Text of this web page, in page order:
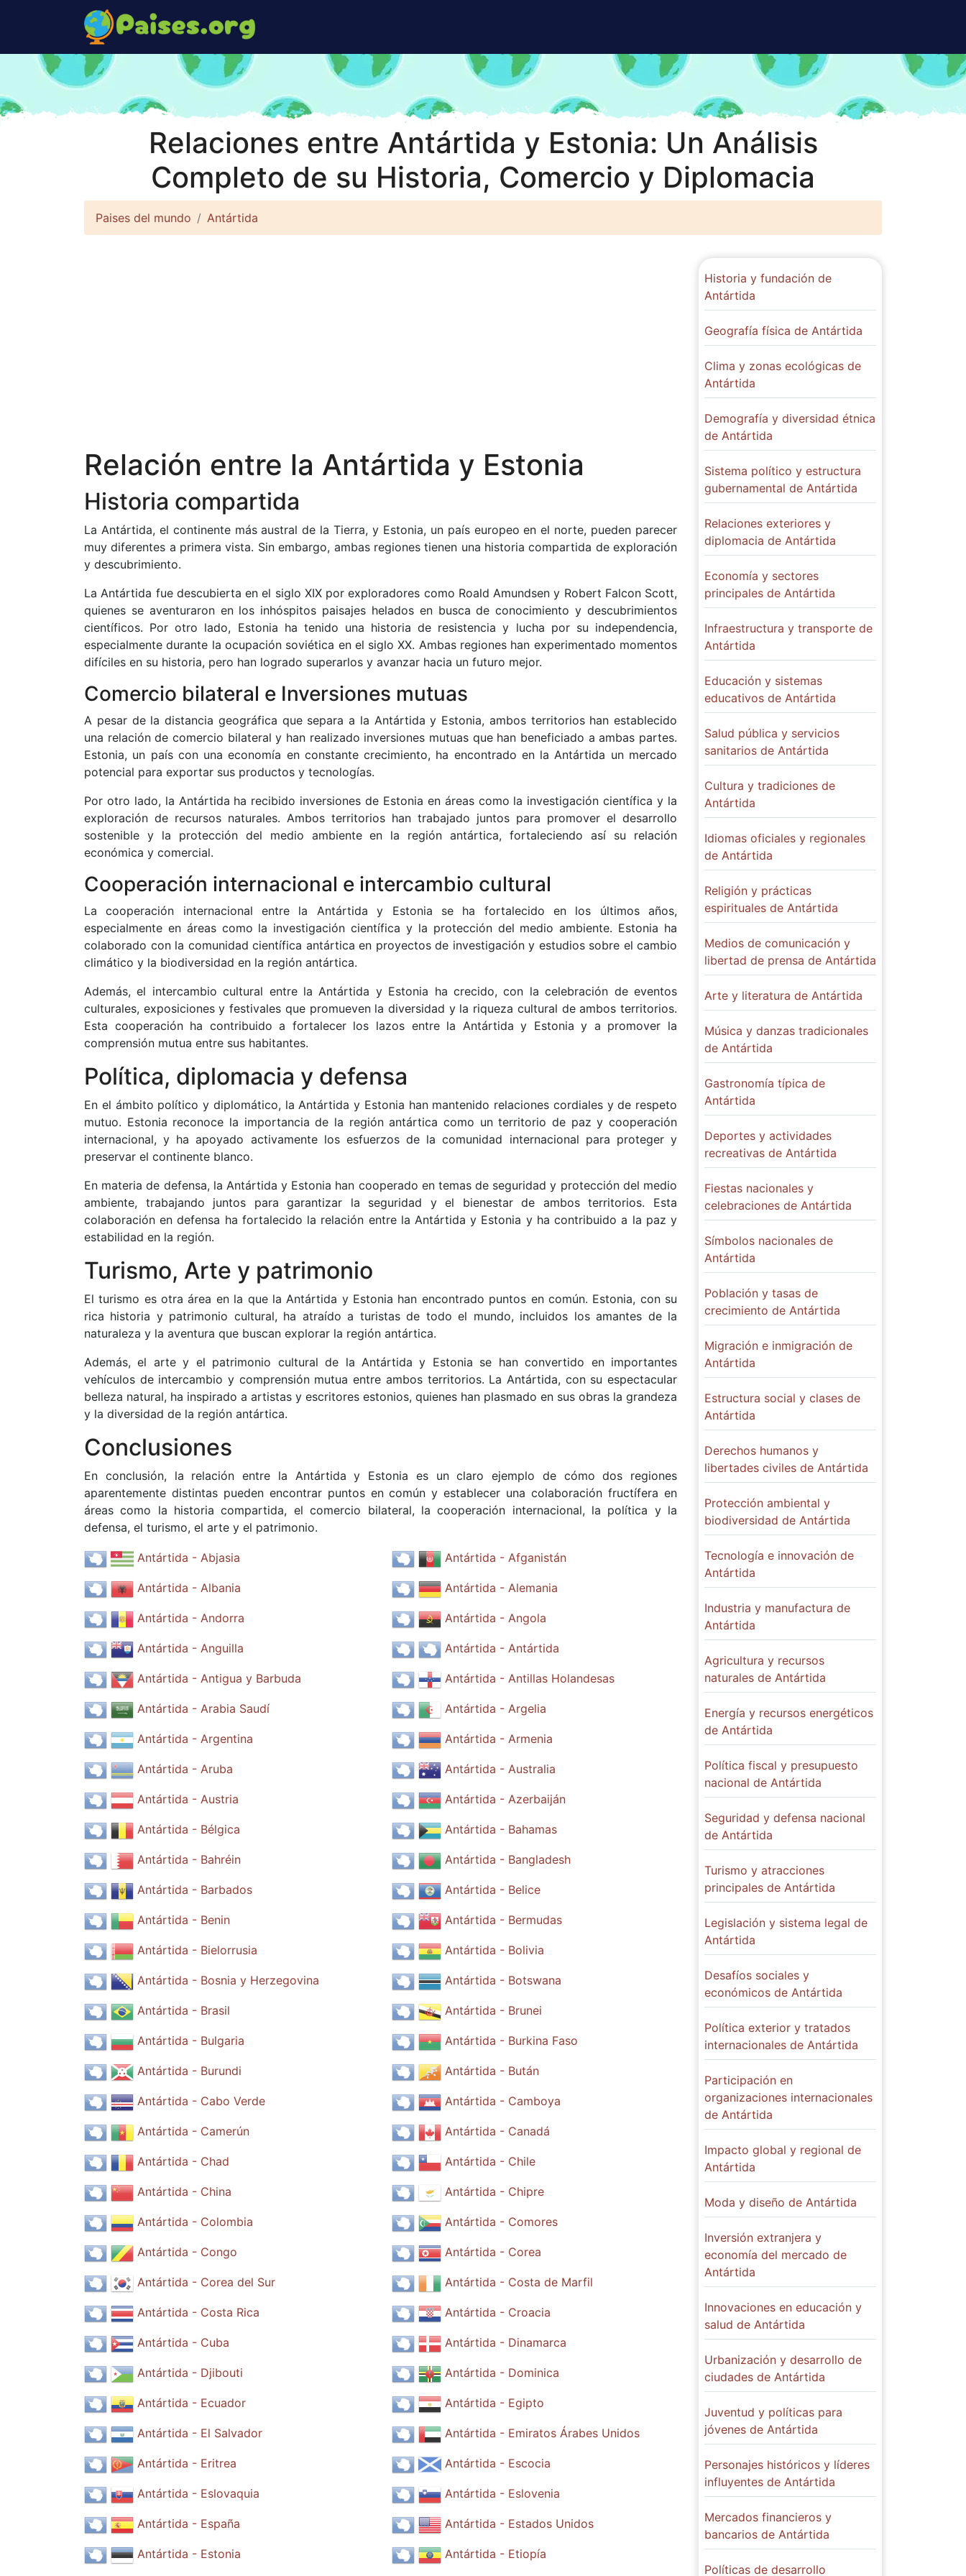
Relaciones entre Antártida y Estonia: Un Análisis
Completo de su Historia, Comercio y Diplomacia
Paises del mundo Antártida
Relación entre la Antártida y Estonia
Historia compartida
La Antártida, el continente más austral de la Tierra, y Estonia, un país europeo en el norte, pueden parecer
muy diferentes a primera vista. Sin embargo, ambas regiones tienen una historia compartida de exploración
y descubrimiento.
La Antártida fue descubierta en el siglo XIX por exploradores como Roald Amundsen y Robert Falcon Scott,
quienes se aventuraron en los inhóspitos paisajes helados en busca de conocimiento y descubrimientos
científicos. Por otro lado, Estonia ha tenido una historia de resistencia y lucha por su independencia,
especialmente durante la ocupación soviética en el siglo XX. Ambas regiones han experimentado momentos
difíciles en su historia, pero han logrado superarlos y avanzar hacia un futuro mejor.
Comercio bilateral e Inversiones mutuas
A pesar de la distancia geográfica que separa a la Antártida y Estonia, ambos territorios han establecido
una relación de comercio bilateral y han realizado inversiones mutuas que han beneficiado a ambas partes.
Estonia, un país con una economía en constante crecimiento, ha encontrado en la Antártida un mercado
potencial para exportar sus productos y tecnologías.
Por otro lado, la Antártida ha recibido inversiones de Estonia en áreas como la investigación científica y la
exploración de recursos naturales. Ambos territorios han trabajado juntos para promover el desarrollo
sostenible y la protección del medio ambiente en la región antártica, fortaleciendo así su relación
económica y comercial.
Cooperación internacional e intercambio cultural
La cooperación internacional entre la Antártida y Estonia se ha fortalecido en los últimos años,
especialmente en áreas como la investigación científica y la protección del medio ambiente. Estonia ha
colaborado con la comunidad científica antártica en proyectos de investigación y estudios sobre el cambio
climático y la biodiversidad en la región antártica.
Además, el intercambio cultural entre la Antártida y Estonia ha crecido, con la celebración de eventos
culturales, exposiciones y festivales que promueven la diversidad y la riqueza cultural de ambos territorios.
Esta cooperación ha contribuido a fortalecer los lazos entre la Antártida y Estonia y a promover la
comprensión mutua entre sus habitantes.
Política, diplomacia y defensa
En el ámbito político y diplomático, la Antártida y Estonia han mantenido relaciones cordiales y de respeto
mutuo. Estonia reconoce la importancia de la región antártica como un territorio de paz y cooperación
internacional, y ha apoyado activamente los esfuerzos de la comunidad internacional para proteger y
preservar el continente blanco.
En materia de defensa, la Antártida y Estonia han cooperado en temas de seguridad y protección del medio
ambiente, trabajando juntos para garantizar la seguridad y el bienestar de ambos territorios. Esta
colaboración en defensa ha fortalecido la relación entre la Antártida y Estonia y ha contribuido a la paz y
estabilidad en la región.
Turismo, Arte y patrimonio
El turismo es otra área en la que la Antártida y Estonia han encontrado puntos en común. Estonia, con su
rica historia y patrimonio cultural, ha atraído a turistas de todo el mundo, incluidos los amantes de la
naturaleza y la aventura que buscan explorar la región antártica.
Además, el arte y el patrimonio cultural de la Antártida y Estonia se han convertido en importantes
vehículos de intercambio y comprensión mutua entre ambos territorios. La Antártida, con su espectacular
belleza natural, ha inspirado a artistas y escritores estonios, quienes han plasmado en sus obras la grandeza
y la diversidad de la región antártica.
Conclusiones
En conclusión, la relación entre la Antártida y Estonia es un claro ejemplo de cómo dos regiones
aparentemente distintas pueden encontrar puntos en común y establecer una colaboración fructífera en
áreas como la historia compartida, el comercio bilateral, la cooperación internacional, la política y la
defensa, el turismo, el arte y el patrimonio.
Antártida - Abjasia Antártida - Afganistán
Antártida - Albania Antártida - Alemania
Antártida - Andorra Antártida - Angola
Antártida - Anguilla Antártida - Antártida
Antártida - Antigua y Barbuda Antártida - Antillas Holandesas
Antártida - Arabia Saudí Antártida - Argelia
Antártida - Argentina Antártida - Armenia
Antártida - Aruba Antártida - Australia
Antártida - Austria Antártida - Azerbaiján
Antártida - Bélgica Antártida - Bahamas
Antártida - Bahréin Antártida - Bangladesh
Antártida - Barbados Antártida - Belice
Antártida - Benin Antártida - Bermudas
Antártida - Bielorrusia Antártida - Bolivia
Antártida - Bosnia y Herzegovina Antártida - Botswana
Antártida - Brasil Antártida - Brunei
Antártida - Bulgaria Antártida - Burkina Faso
Antártida - Burundi Antártida - Bután
Antártida - Cabo Verde Antártida - Camboya
Antártida - Camerún Antártida - Canadá
Antártida - Chad Antártida - Chile
Antártida - China Antártida - Chipre
Antártida - Colombia Antártida - Comores
Antártida - Congo Antártida - Corea
Antártida - Corea del Sur Antártida - Costa de Marfil
Antártida - Costa Rica Antártida - Croacia
Antártida - Cuba Antártida - Dinamarca
Antártida - Djibouti Antártida - Dominica
Antártida - Ecuador Antártida - Egipto
Antártida - El Salvador Antártida - Emiratos Árabes Unidos
Antártida - Eritrea Antártida - Escocia
Antártida - Eslovaquia Antártida - Eslovenia
Antártida - España Antártida - Estados Unidos
Antártida - Estonia Antártida - Etiopía
Historia y fundación de
Antártida
Geografía física de Antártida
Clima y zonas ecológicas de
Antártida
Demografía y diversidad étnica
de Antártida
Sistema político y estructura
gubernamental de Antártida
Relaciones exteriores y
diplomacia de Antártida
Economía y sectores
principales de Antártida
Infraestructura y transporte de
Antártida
Educación y sistemas
educativos de Antártida
Salud pública y servicios
sanitarios de Antártida
Cultura y tradiciones de
Antártida
Idiomas oficiales y regionales
de Antártida
Religión y prácticas
espirituales de Antártida
Medios de comunicación y
libertad de prensa de Antártida
Arte y literatura de Antártida
Música y danzas tradicionales
de Antártida
Gastronomía típica de
Antártida
Deportes y actividades
recreativas de Antártida
Fiestas nacionales y
celebraciones de Antártida
Símbolos nacionales de
Antártida
Población y tasas de
crecimiento de Antártida
Migración e inmigración de
Antártida
Estructura social y clases de
Antártida
Derechos humanos y
libertades civiles de Antártida
Protección ambiental y
biodiversidad de Antártida
Tecnología e innovación de
Antártida
Industria y manufactura de
Antártida
Agricultura y recursos
naturales de Antártida
Energía y recursos energéticos
de Antártida
Política fiscal y presupuesto
nacional de Antártida
Seguridad y defensa nacional
de Antártida
Turismo y atracciones
principales de Antártida
Legislación y sistema legal de
Antártida
Desafíos sociales y
económicos de Antártida
Política exterior y tratados
internacionales de Antártida
Participación en
organizaciones internacionales
de Antártida
Impacto global y regional de
Antártida
Moda y diseño de Antártida
Inversión extranjera y
economía del mercado de
Antártida
Innovaciones en educación y
salud de Antártida
Urbanización y desarrollo de
ciudades de Antártida
Juventud y políticas para
jóvenes de Antártida
Personajes históricos y líderes
influyentes de Antártida
Mercados financieros y
bancarios de Antártida
Políticas de desarrollo